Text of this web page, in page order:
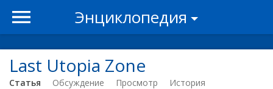
Энциклопедия
Last Utopia Zone
Статья Обсуждение Просмотр
История